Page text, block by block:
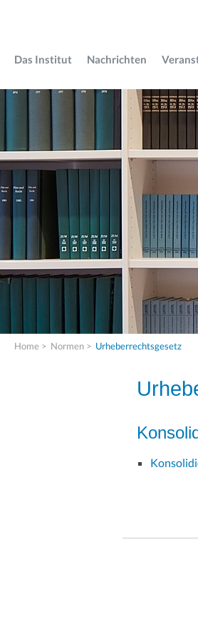
Das Institut Nachrichten
Home > Normen > Urheberrechtsgesetz